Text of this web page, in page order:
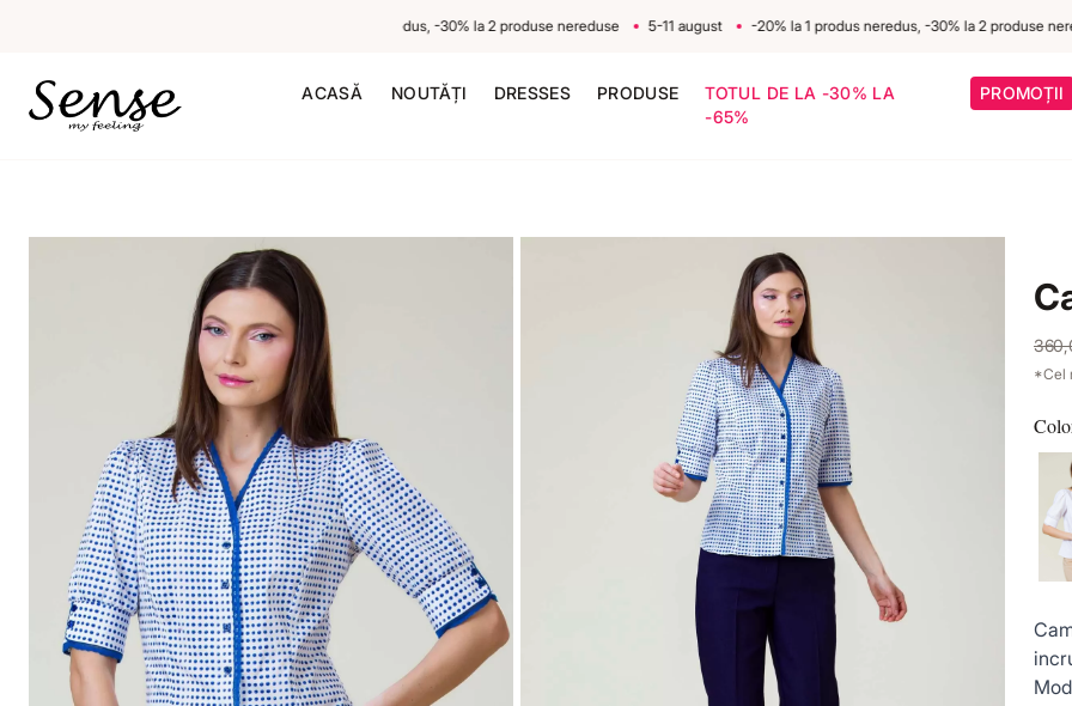
-20% la 1 produs neredus, -30% la 2 produse nereduse 5-11 august -20% la 1 produs neredus, -30% la 2 produse
ACASĂ NOUTĂȚI DRESSES PRODUSE
TOTUL DE LA -30% LA
-65%
PROMOȚII
*Cel